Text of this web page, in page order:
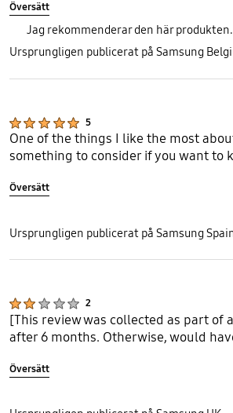
Översätt
Jag rekommenderar den här produkten.
Ursprungligen publicerat på Samsung
5
One of the things I like the most
something to consider if you want to
Översätt
Ursprungligen publicerat på Samsung
2
[This review was collected as part of
after 6 months. Otherwise, would
Översätt